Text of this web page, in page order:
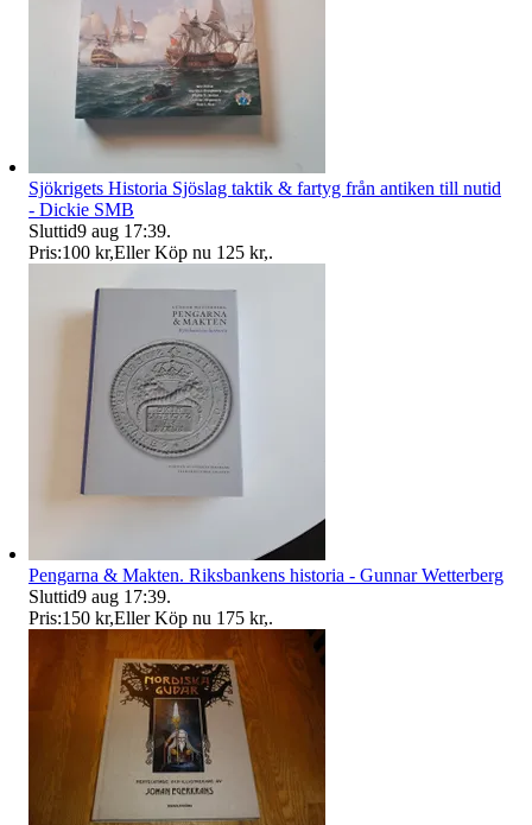
Sjökrigets Historia Sjöslag taktik & fartyg från antiken till nutid
- Dickie SMB
Sluttid9 aug 17:39.
Pris:100 kr,Eller Köp nu 125 kr,.
Pengarna & Makten. Riksbankens historia - Gunnar Wetterberg
Sluttid9 aug 17:39.
Pris:150 kr,Eller Köp nu 175 kr,.